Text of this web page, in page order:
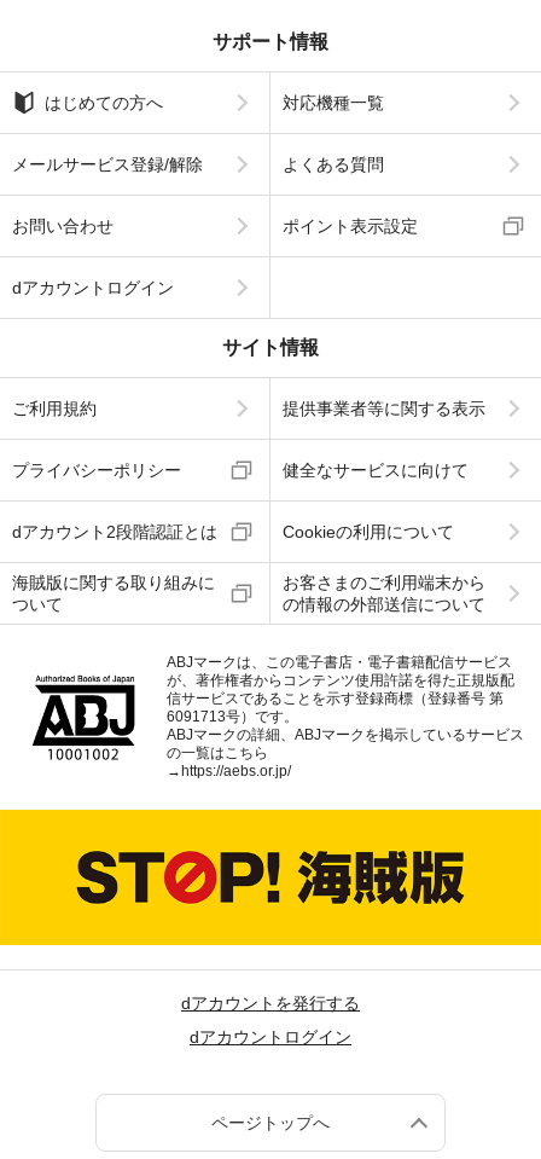
サポート情報
はじめての方へ 対応機種一覧
メールサービス登録/解除 よくある質問
お問い合わせ ポイント表示設定
dアカウントログイン
サイト情報
ご利用規約 提供事業者等に関する表示
プライバシーポリシー 健全なサービスに向けて
dアカウント2段階認証とは Cookieの利用について
海賊版に関する取り組みに
ついて
お客さまのご利用端末から
の情報の外部送信について
ABJマークは、この電子書店・電子書籍配信サービス
が、著作権者からコンテンツ使用許諾を得た正規版配
信サービスであることを示す登録商標（登録番号 第
6091713号）です。
ABJマークの詳細、ABJマークを掲示しているサービス
の一覧はこちら
→ https://aebs.or.jp/
dアカウントを発行する
dアカウントログイン
ページトップへ